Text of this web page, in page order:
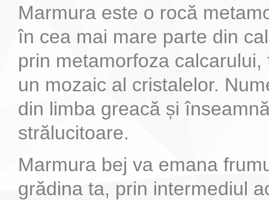
Marmura este o rocă
în cea mai mare parte din
prin metamorfoza
un mozaic al cristalelor.
din limba greacă și
strălucitoare.
Marmura bej va emana
grădina ta, prin intermediul